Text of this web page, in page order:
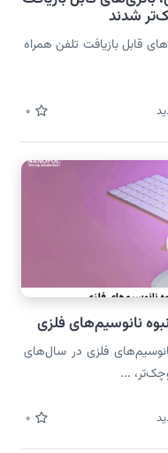
شدند
قابل بازیافت تلفن همراه
0
نانوسیم‌های فلزی
فلزی در سال‌های
...
0